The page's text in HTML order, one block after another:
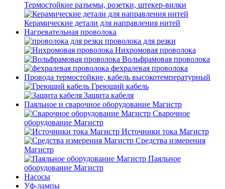
Термостойкие разъемы, розетки, штекер-вилки
Керамические детали для направления нитей
Нагревательная проволока
проволока для резки
Нихромовая проволока
Вольфрамовая проволока
фехралевая проволока
Провода термостойкие, кабель высокотемпературный
Греющий кабель
Защита кабеля
Паяльное и сварочное оборудование Магистр
Сварочное
оборудование Магистр
Источники тока Магистр
Средства измерения
Магистр
Паяльное
оборудование Магистр
Насосы
Уф-лампы